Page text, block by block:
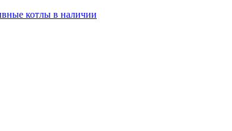
котлы в наличии